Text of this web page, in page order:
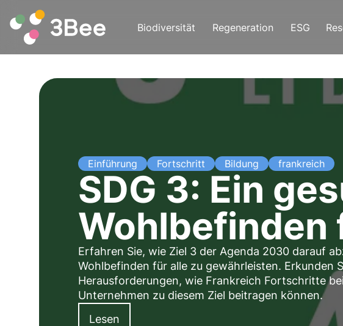
Biodiversität Regeneration ESG
Einführung Fortschritt Bildung frankreich
SDG 3: Ein
Wohlbefinden
Erfahren Sie, wie Ziel 3 der Agenda 2030 darauf
Wohlbefinden für alle zu gewährleisten. Erkunden
Herausforderungen, wie Frankreich Fortschritte
Unternehmen zu diesem Ziel beitragen können.
Lesen